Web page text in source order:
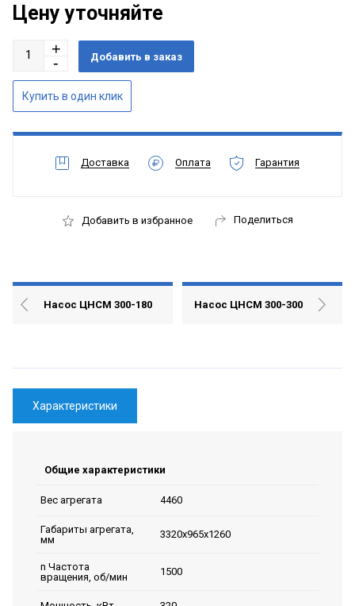
Цену уточняйте
Доставка Оплата Гарантия
Добавить в избранное Поделиться
Насос ЦНСМ 300-180 Насос ЦНСМ 300-300
Характеристики
Общие характеристики
Вес агрегата 4460
Габариты агрегата,
мм
3320х965х1260
n Частота
вращения, об/мин
1500